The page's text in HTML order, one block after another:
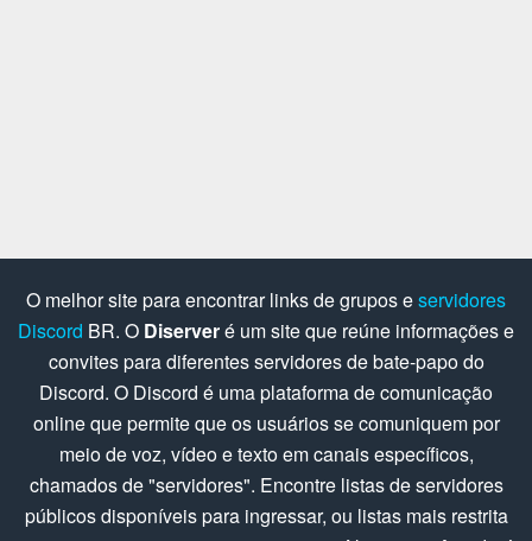
O melhor site para encontrar links de grupos eservidores
Discord BR. O Diserveré um site que reúne informações e
convites para diferentes servidores de bate-papo do
Discord. O Discord é uma plataforma de comunicação
online que permite que os usuários se comuniquem por
meio de voz, vídeo e texto em canais específicos,
chamados de "servidores". Encontre listas de servidores
públicos disponíveis para ingressar, ou listas mais restrita